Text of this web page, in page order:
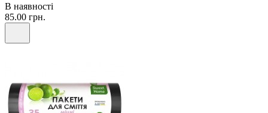
В наявності
85.00 грн.